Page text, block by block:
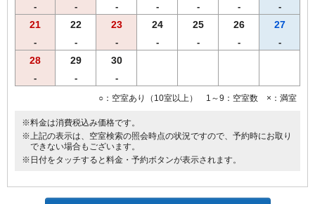
- - - - - - -
21
-
22
-
23
-
24
-
25
-
26
-
27
-
28
-
29
-
30
-
○：空室あり（10室以上） 1～9：空室数 ×：満室
※料金は消費税込み価格です。
※上記の表示は、空室検索の照会時点の状況ですので、予約時にお取り
できない場合もございます。
※日付をタッチすると料金・予約ボタンが表示されます。